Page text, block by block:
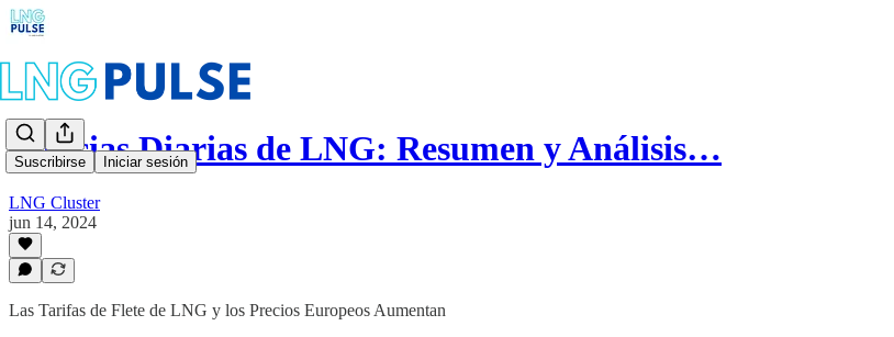
Suscribirse Iniciar sesión
Noticias Diarias de LNG: Resumen y Análisis…
LNG Cluster
jun 14, 2024
Las Tarifas de Flete de LNG y los Precios Europeos Aumentan